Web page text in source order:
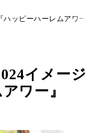
ハッピーハーレムアワー
イメージ
ワー』